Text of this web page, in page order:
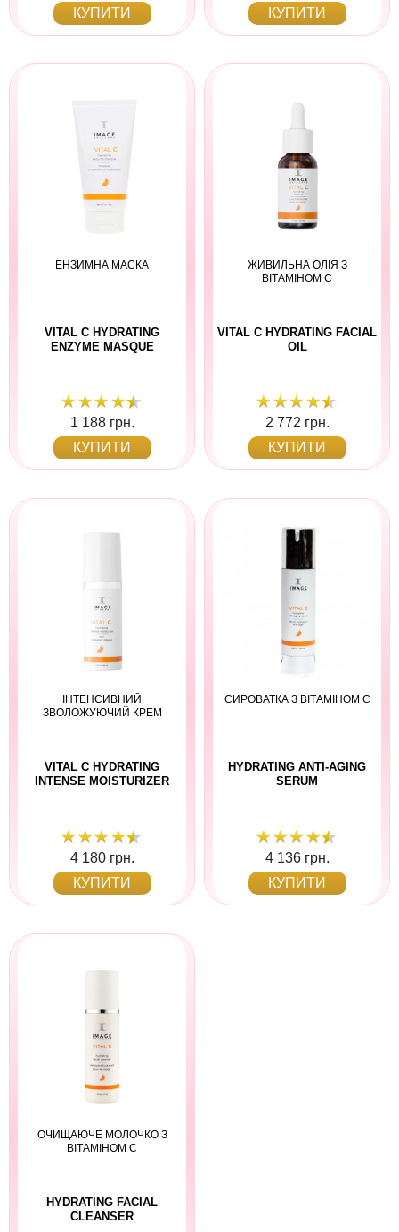
КУПИТИ КУПИТИ
ЕНЗИМНА МАСКА
VITAL C HYDRATING
ENZYME MASQUE
1 188 грн.
КУПИТИ
ЖИВИЛЬНА ОЛІЯ З
ВІТАМІНОМ С
VITAL C HYDRATING FACIAL
OIL
2 772 грн.
КУПИТИ
ІНТЕНСИВНИЙ
ЗВОЛОЖУЮЧИЙ КРЕМ
VITAL C HYDRATING
INTENSE MOISTURIZER
4 180 грн.
КУПИТИ
СИРОВАТКА З ВІТАМІНОМ С
HYDRATING ANTI-AGING
SERUM
4 136 грн.
КУПИТИ
ОЧИЩАЮЧЕ МОЛОЧКО З
ВІТАМІНОМ С
HYDRATING FACIAL
CLEANSER